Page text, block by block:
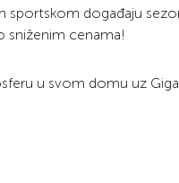
sportskom događaju
sniženim cenama!
u svom domu uz